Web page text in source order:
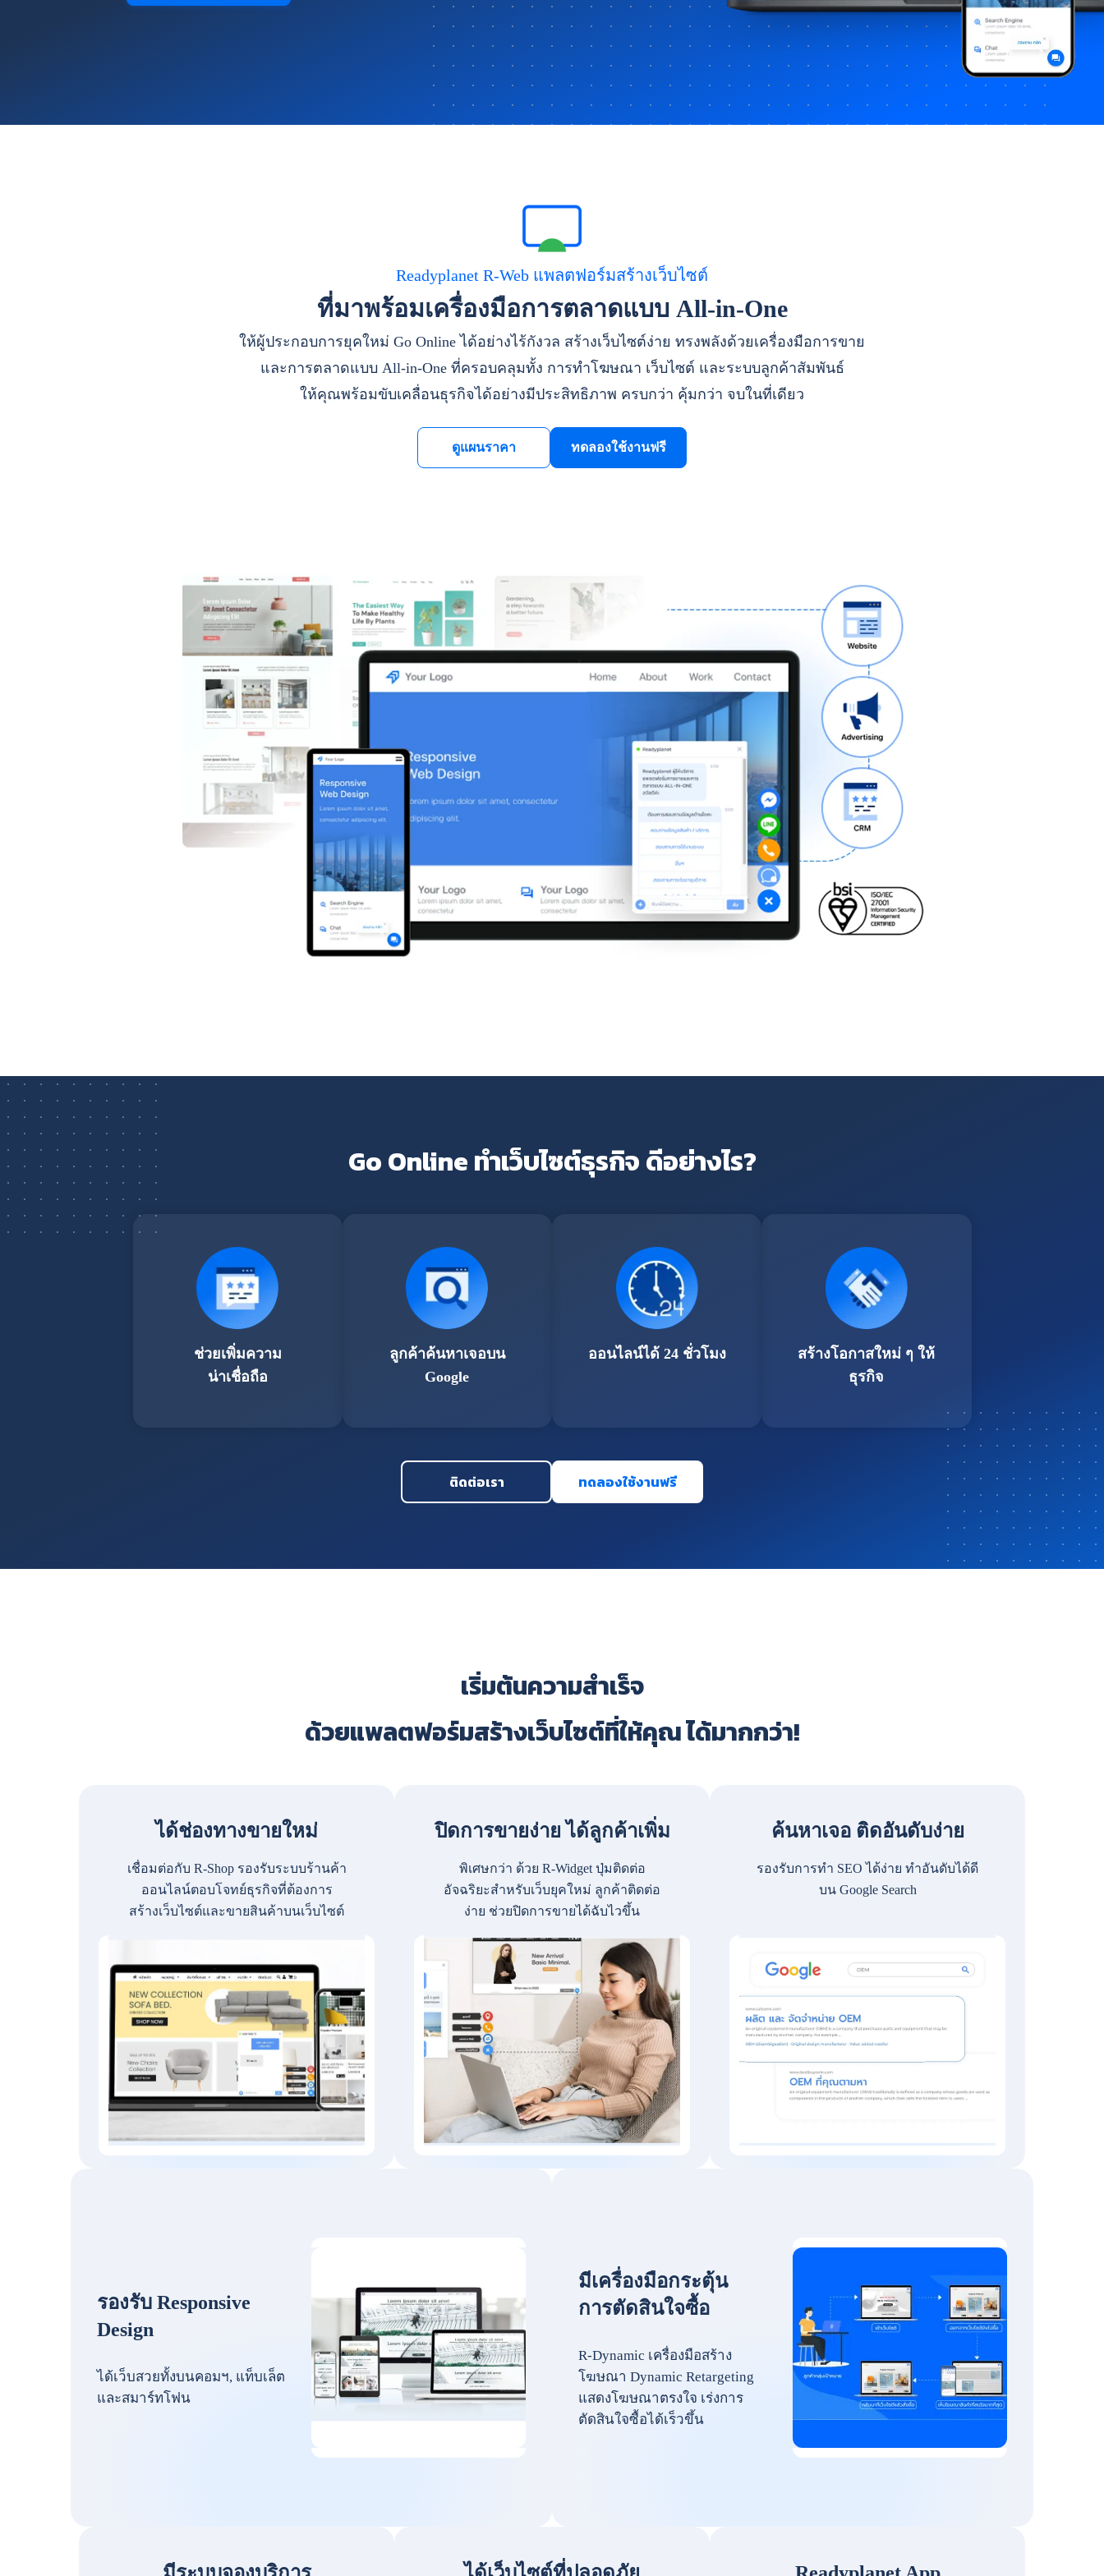
Readyplanet R-Web แพลตฟอร์มสร้างเว็บไซต์
ที่มาพร้อมเครื่องมือการตลาดแบบ All-in-One
ให้ผู้ประกอบการยุคใหม่ Go Online ได้อย่างไร้กังวล สร้างเว็บไซต์ง่าย ทรงพลังด้วยเครื่องมือการขาย
และการตลาดแบบ All-in-One ที่ครอบคลุมทั้ง การทำโฆษณา เว็บไซต์ และระบบลูกค้าสัมพันธ์
ให้คุณพร้อมขับเคลื่อนธุรกิจได้อย่างมีประสิทธิภาพ ครบกว่า คุ้มกว่า จบในที่เดียว
ดูแผนราคา ทดลองใช้งานฟรี
Go Online ทำเว็บไซต์ธุรกิจ ดีอย่างไร?
ช่วยเพิ่มความ
น่าเชื่อถือ
ลูกค้าค้นหาเจอบน
Google
ออนไลน์ได้ 24 ชั่วโมง
สร้างโอกาสใหม่ ๆ ให้
ธุรกิจ
ติดต่อเรา ทดลองใช้งานฟรี
เริ่มต้นความสำเร็จ
ด้วยแพลตฟอร์มสร้างเว็บไซต์ที่ให้คุณ ได้มากกว่า!
ได้ช่องทางขายใหม่
เชื่อมต่อกับ R-Shop รองรับระบบร้านค้า
ออนไลน์ตอบโจทย์ธุรกิจที่ต้องการ
สร้างเว็บไซต์และขายสินค้าบนเว็บไซต์
ปิดการขายง่าย ได้ลูกค้าเพิ่ม
พิเศษกว่า ด้วย R-Widget ปุ่มติดต่อ
อัจฉริยะสำหรับเว็บยุคใหม่ ลูกค้าติดต่อ
ง่าย ช่วยปิดการขายได้ฉับไวขึ้น
ค้นหาเจอ ติดอันดับง่าย
รองรับการทำ SEO ได้ง่าย ทำอันดับได้ดี
บน Google Search
รองรับ Responsive
Design
ได้เว็บสวยทั้งบนคอมฯ, แท็บเล็ต
และสมาร์ทโฟน
มีเครื่องมือกระตุ้น
การตัดสินใจซื้อ
R-Dynamic เครื่องมือสร้าง
โฆษณา Dynamic Retargeting
แสดงโฆษณาตรงใจ เร่งการ
ตัดสินใจซื้อได้เร็วขึ้น